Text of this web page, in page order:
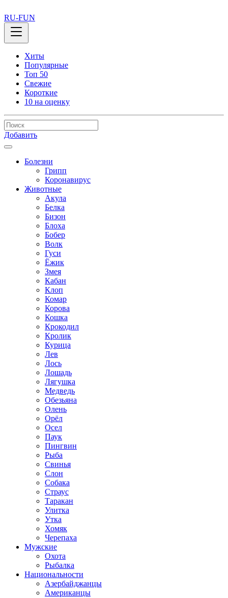
RU-FUN
Хиты
Популярные
Топ 50
Свежие
Короткие
10 на оценку
Добавить
Болезни
Грипп
Коронавирус
Животные
Акула
Белка
Бизон
Блоха
Бобер
Волк
Гуси
Ёжик
Змея
Кабан
Клоп
Комар
Корова
Кошка
Крокодил
Кролик
Курица
Лев
Лось
Лошадь
Лягушка
Медведь
Обезьяна
Олень
Орёл
Осел
Паук
Пингвин
Рыба
Свинья
Слон
Собака
Страус
Таракан
Улитка
Утка
Хомяк
Черепаха
Мужские
Охота
Рыбалка
Национальности
Азербайджанцы
Американцы